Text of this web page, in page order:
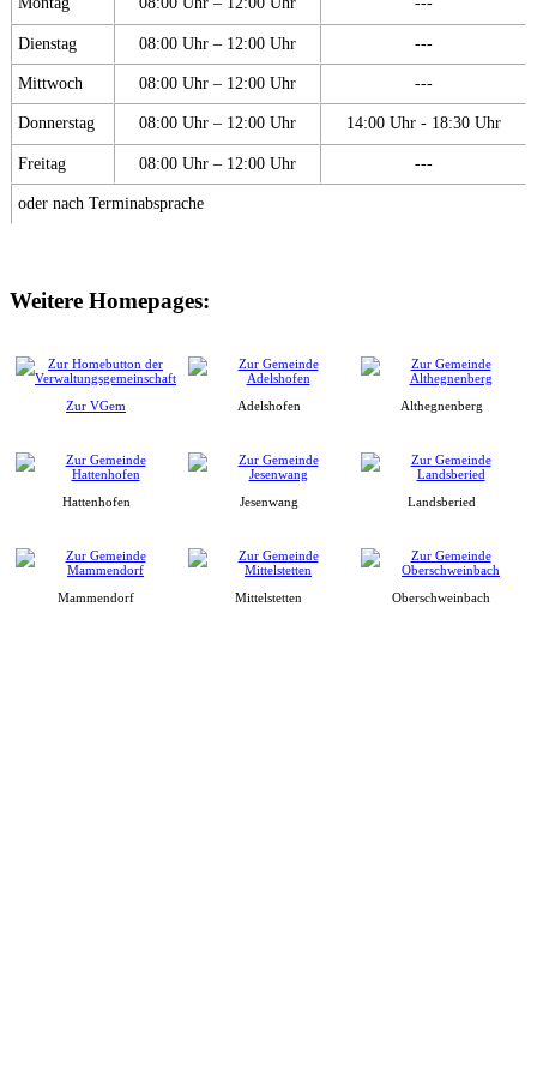
Dienstag 08:00 Uhr – 12:00 Uhr ---
Mittwoch 08:00 Uhr – 12:00 Uhr ---
Donnerstag 08:00 Uhr – 12:00 Uhr 14:00 Uhr - 18:30 Uhr
Freitag 08:00 Uhr – 12:00 Uhr ---
oder nach Terminabsprache
Weitere Homepages:
Zur VGem Adelshofen Althegnenberg
Hattenhofen Jesenwang Landsberied
Mammendorf Mittelstetten Oberschweinbach